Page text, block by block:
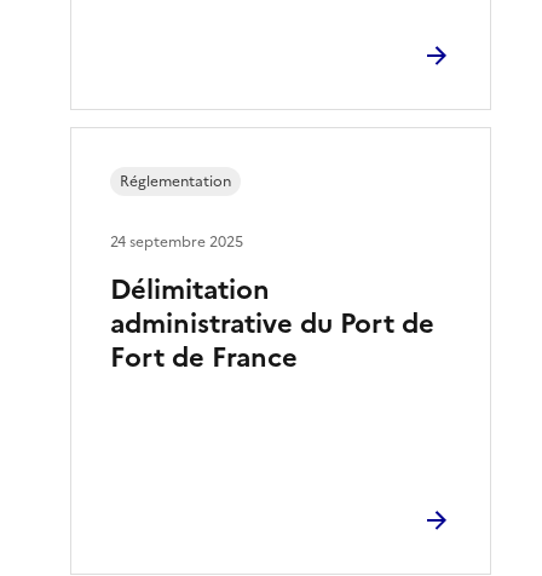
Délimitation
administrative du Port de
Fort de France
Réglementation
24 septembre 2025